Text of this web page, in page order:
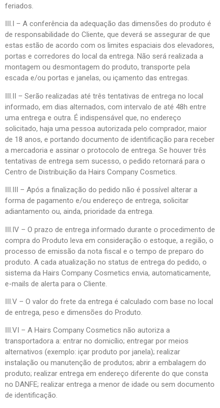
feriados.
III.I – A conferência da adequação das dimensões do produto é
de responsabilidade do Cliente, que deverá se assegurar de que
estas estão de acordo com os limites espaciais dos elevadores,
portas e corredores do local da entrega. Não será realizada a
montagem ou desmontagem do produto, transporte pela
escada e/ou portas e janelas, ou içamento das entregas.
III.II – Serão realizadas até três tentativas de entrega no local
informado, em dias alternados, com intervalo de até 48h entre
uma entrega e outra. É indispensável que, no endereço
solicitado, haja uma pessoa autorizada pelo comprador, maior
de 18 anos, e portando documento de identificação para receber
a mercadoria e assinar o protocolo de entrega. Se houver três
tentativas de entrega sem sucesso, o pedido retornará para o
Centro de Distribuição da Hairs Company Cosmetics.
III.III – Após a finalização do pedido não é possível alterar a
forma de pagamento e/ou endereço de entrega, solicitar
adiantamento ou, ainda, prioridade da entrega.
III.IV – O prazo de entrega informado durante o procedimento de
compra do Produto leva em consideração o estoque, a região, o
processo de emissão da nota fiscal e o tempo de preparo do
produto. A cada atualização no status de entrega do pedido, o
sistema da Hairs Company Cosmetics envia, automaticamente,
e-mails de alerta para o Cliente.
III.V – O valor do frete da entrega é calculado com base no local
de entrega, peso e dimensões do Produto.
III.VI – A Hairs Company Cosmetics não autoriza a
transportadora a: entrar no domicílio; entregar por meios
alternativos (exemplo: içar produto por janela); realizar
instalação ou manutenção de produtos; abrir a embalagem do
produto; realizar entrega em endereço diferente do que consta
no DANFE; realizar entrega a menor de idade ou sem documento
de identificação.